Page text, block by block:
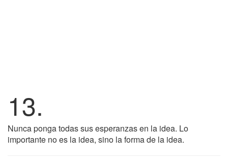
13.
Nunca ponga todas sus esperanzas en la idea. Lo
importante no es la idea, sino la forma de la idea.